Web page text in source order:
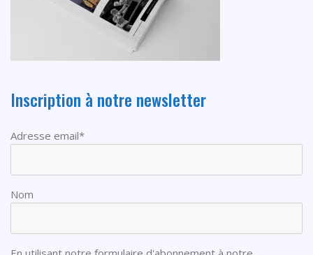
Inscription à notre newsletter
Adresse email*
Nom